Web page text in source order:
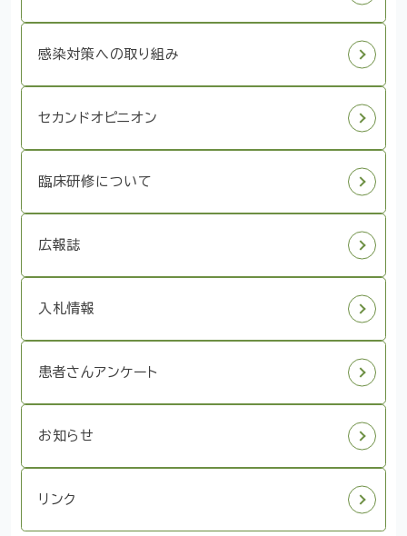
感染対策への取り組み
セカンドオピニオン
臨床研修について
広報誌
入札情報
患者さんアンケート
お知らせ
リンク